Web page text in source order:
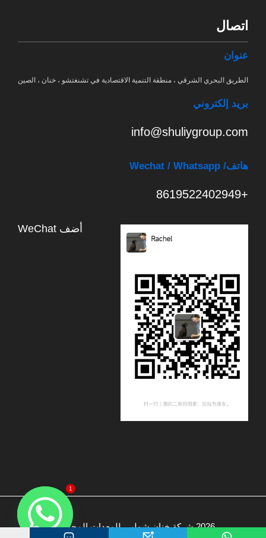
اتصال
عنوان
الطريق البحري الشرقي ، منطقة التنمية الاقتصادية في تشنغتشو ، خنان ، الصين
بريد إلكتروني
info@shuliygroup.com
هاتف/ Wechat / Whatsapp
+8619522402949
أضف WeChat
2026 شركة خنان شوليي للمعدات المحدودة.
1